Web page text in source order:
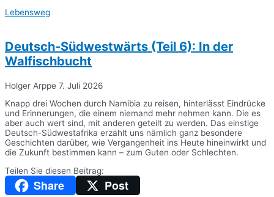
Lebensweg
Deutsch-Südwestwärts (Teil 6): In der
Walfischbucht
Holger Arppe 7. Juli 2026
Knapp drei Wochen durch Namibia zu reisen, hinterlässt Eindrücke
und Erinnerungen, die einem niemand mehr nehmen kann. Die es
aber auch wert sind, mit anderen geteilt zu werden. Das einstige
Deutsch-Südwestafrika erzählt uns nämlich ganz besondere
Geschichten darüber, wie Vergangenheit ins Heute hineinwirkt und
die Zukunft bestimmen kann – zum Guten oder Schlechten.
Teilen Sie diesen Beitrag:
Share Post